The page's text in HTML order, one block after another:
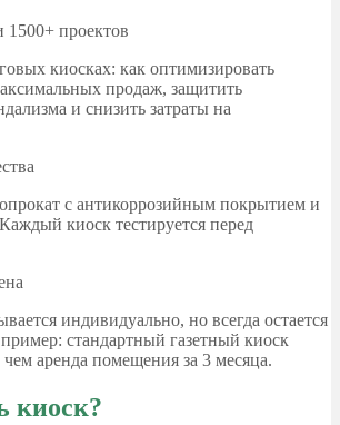
проектов
киосках: как оптимизировать
продаж, защитить
и снизить затраты на
с антикоррозийным покрытием и
киоск тестируется перед
индивидуально, но всегда остается
стандартный газетный киоск
аренда помещения за 3 месяца.
киоск?